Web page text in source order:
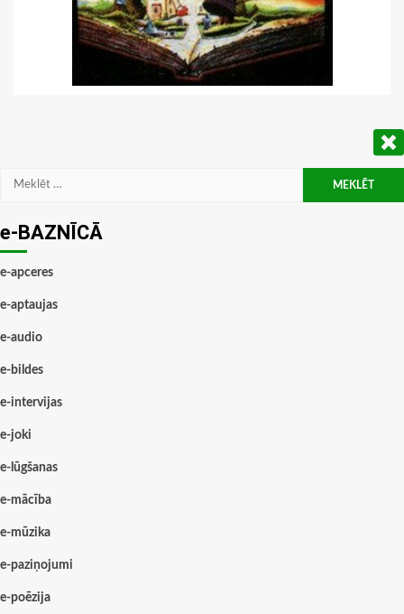
Meklēt:
e-BAZNĪCĀ
e-apceres
e-aptaujas
e-audio
e-bildes
e-intervijas
e-joki
e-lūgšanas
e-mācība
e-mūzika
e-paziņojumi
e-poēzija